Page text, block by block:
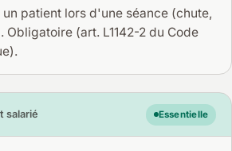
patient lors d'une séance (chute,
(art. L1142-2 du Code
salarié Essentielle